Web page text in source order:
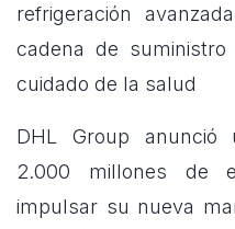
refrigeración
cadena de
cuidado de la salud
DHL Group anunció
2.000 millones de
impulsar su nueva